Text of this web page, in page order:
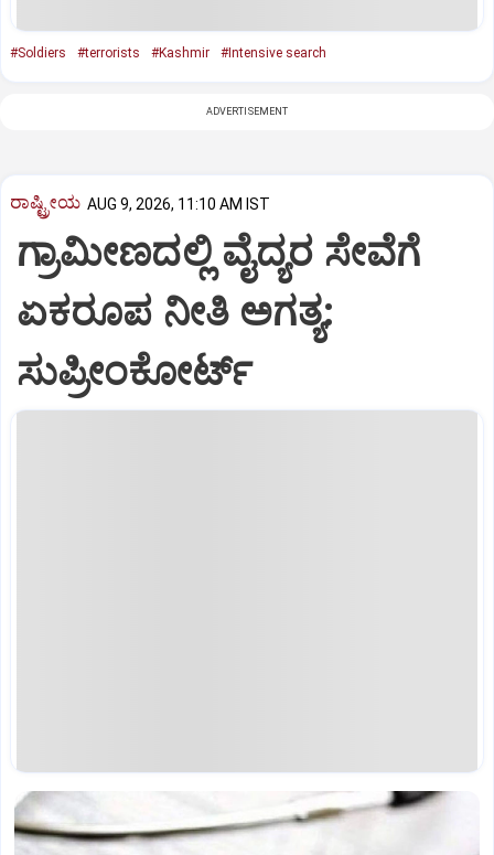
#Soldiers #terrorists #Kashmir #Intensive search
ADVERTISEMENT
ರಾಷ್ಟ್ರೀಯ AUG 9, 2026, 11:10 AM IST
ಗ್ರಾಮೀಣದಲ್ಲಿ ವೈದ್ಯರ ಸೇವೆಗೆ
ಏಕರೂಪ ನೀತಿ ಅಗತ್ಯ:
ಸುಪ್ರೀಂಕೋರ್ಟ್‌